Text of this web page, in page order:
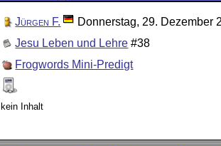
Jürgen F.
Donnerstag, 29. Dezember
Jesu Leben und Lehre #38
Frogwords Mini-Predigt
kein Inhalt